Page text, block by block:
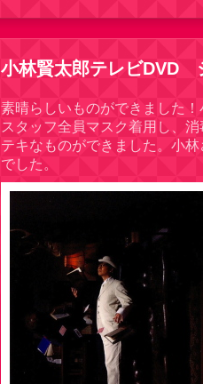
小林賢太郎テレビDVD
素晴らしいものができました
スタッフ全員マスク着用し、
テキなものができました。小
でした。